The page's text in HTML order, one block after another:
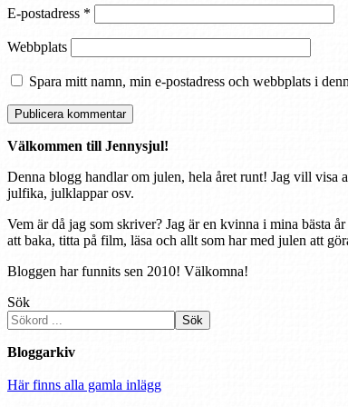
E-postadress *
Webbplats
Spara mitt namn, min e-postadress och webbplats i
Välkommen till Jennysjul!
Denna blogg handlar om julen, hela året runt! Jag vill visa
julfika, julklappar osv.
Vem är då jag som skriver? Jag är en kvinna i mina bästa
att baka, titta på film, läsa och allt som har med julen att
Bloggen har funnits sen 2010! Välkomna!
Sök
Sök
Bloggarkiv
Här finns alla gamla inlägg